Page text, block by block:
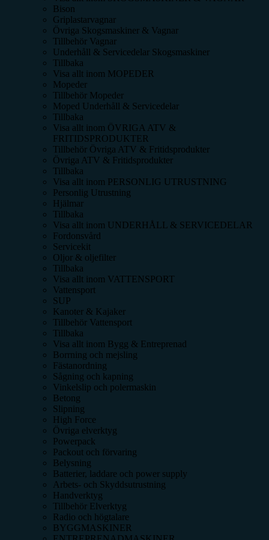
Bison
Griplastarvagnar
Övriga Skogsmaskiner & Vagnar
Tillbehör Vagnar
Underhåll & Servicedelar Skogsmaskiner
Tillbaka
Visa allt inom MOPEDER
Mopeder
Tillbehör Mopeder
Moped Underhåll & Servicedelar
Tillbaka
Visa allt inom ÖVRIGA ATV &
FRITIDSPRODUKTER
Tillbehör Övriga ATV & Fritidsprodukter
Övriga ATV & Fritidsprodukter
Tillbaka
Visa allt inom PERSONLIG UTRUSTNING
Personlig Utrustning
Hjälmar
Tillbaka
Visa allt inom UNDERHÅLL & SERVICEDELAR
Fordonsvård
Servicekit
Oljor & oljefilter
Tillbaka
Visa allt inom VATTENSPORT
Vattensport
SUP
Kanoter & Kajaker
Tillbehör Vattensport
Tillbaka
Visa allt inom Bygg & Entreprenad
Borrning och mejsling
Fästanordning
Sågning och kapning
Vinkelslip och polermaskin
Betong
Slipning
High Force
Övriga elverktyg
Powerpack
Packout och förvaring
Belysning
Batterier, laddare och power supply
Arbets- och Skyddsutrustning
Handverktyg
Tillbehör Elverktyg
Radio och högtalare
BYGGMASKINER